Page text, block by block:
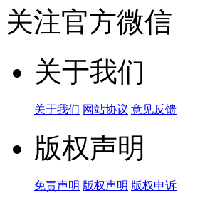
关注官方微信
关于我们
关于我们 网站协议 意见反馈
版权声明
免责声明 版权声明 版权申诉